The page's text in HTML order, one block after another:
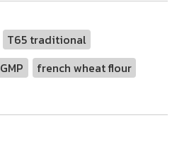
T65 traditional
GMP french wheat flour